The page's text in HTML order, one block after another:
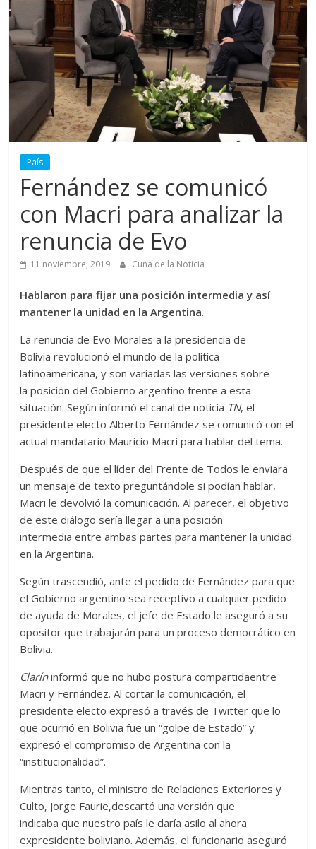
País
Fernández se comunicó
con Macri para analizar la
renuncia de Evo
11 noviembre, 2019 Cuna de la Noticia
Hablaron para fijar una posición intermedia y así
mantener la unidad en la Argentina.
La renuncia de Evo Morales a la presidencia de
Bolivia revolucionó el mundo de la política
latinoamericana, y son variadas las versiones sobre
la posición del Gobierno argentino frente a esta
situación. Según informó el canal de noticia TN, el
presidente electo Alberto Fernández se comunicó con el
actual mandatario Mauricio Macri para hablar del tema.
Después de que el líder del Frente de Todos le enviara
un mensaje de texto preguntándole si podían hablar,
Macri le devolvió la comunicación. Al parecer, el objetivo
de este diálogo sería llegar a una posición
intermedia entre ambas partes para mantener la unidad
en la Argentina.
Según trascendió, ante el pedido de Fernández para que
el Gobierno argentino sea receptivo a cualquier pedido
de ayuda de Morales, el jefe de Estado le aseguró a su
opositor que trabajarán para un proceso democrático en
Bolivia.
Claríninformó que no hubo postura compartidaentre
Macri y Fernández. Al cortar la comunicación, el
presidente electo expresó a través de Twitter que lo
que ocurrió en Bolivia fue un “golpe de Estado” y
expresó el compromiso de Argentina con la
“institucionalidad”.
Mientras tanto, el ministro de Relaciones Exteriores y
Culto, Jorge Faurie,descartó una versión que
indicaba que nuestro país le daría asilo al ahora
expresidente boliviano. Además, el funcionario aseguró